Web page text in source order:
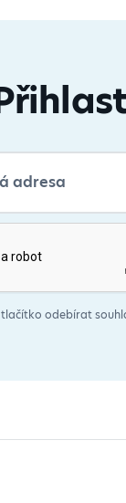
tlačítko odebírat